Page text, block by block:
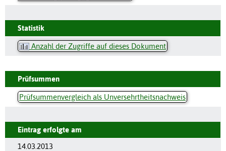
Statistik
Anzahl der Zugriffe auf dieses Dokument
Prüfsummen
Prüfsummenvergleich als Unversehrtheitsnachweis
Eintrag erfolgte am
14.03.2013